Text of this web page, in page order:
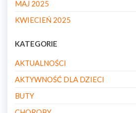
MAJ 2025
KWIECIEŃ 2025
KATEGORIE
AKTUALNOŚCI
AKTYWNOŚĆ DLA DZIECI
BUTY